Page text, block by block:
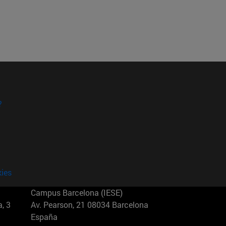
3
Campus Barcelona (IESE)
Av. Pearson, 21 08034 Barcelona
España